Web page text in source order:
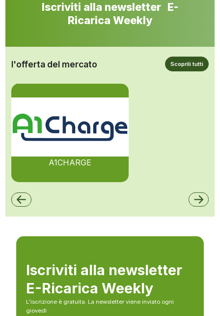
Iscriviti alla newsletter E-
Ricarica Weekly
l'offerta del mercato Scoprili tutti
A1CHARGE
Iscriviti alla newsletter
E-Ricarica Weekly
L’iscrizione è gratuita. La newsletter viene inviato ogni
giovedì